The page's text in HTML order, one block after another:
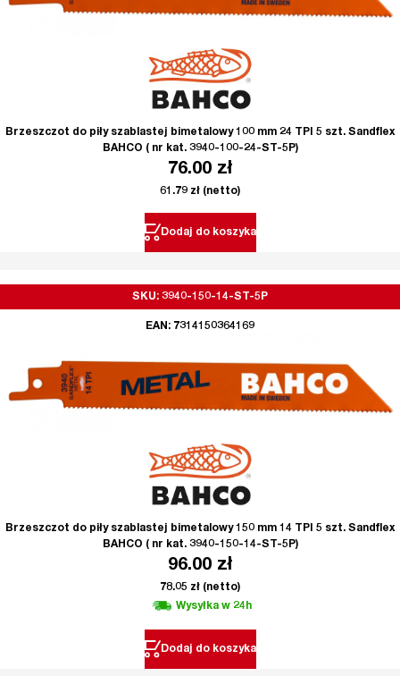
Brzeszczot do piły szablastej bimetalowy 100 mm 24 TPI 5 szt. Sandflex
BAHCO ( nr kat. 3940-100-24-ST-5P)
76.00 zł
61.79 zł (netto)
Dodaj do koszyka
SKU: 3940-150-14-ST-5P
EAN: 7314150364169
Brzeszczot do piły szablastej bimetalowy 150 mm 14 TPI 5 szt. Sandflex
BAHCO ( nr kat. 3940-150-14-ST-5P)
96.00 zł
78.05 zł (netto)
Wysyłka w 24h
Dodaj do koszyka